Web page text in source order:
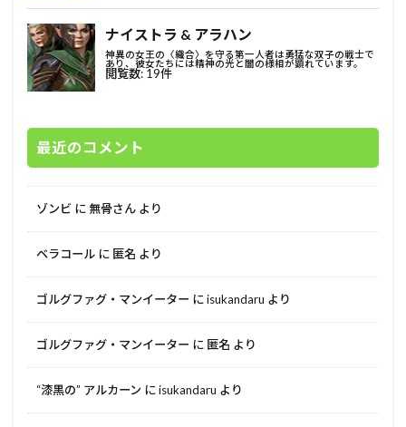
最近のコメント
ゾンビ に 無骨さん より
ベラコール に 匿名 より
ゴルグファグ・マンイーター にisukandaru より
ゴルグファグ・マンイーター に 匿名 より
“漆黒の” アルカーン にisukandaru より